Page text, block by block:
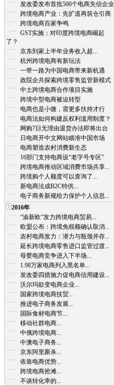
发改委发布首批500个电商失信企业
跨境电商产业：先扩道再筑仓引商
跨境电商百家争鸣
GST实施：对印度跨境电商崛起
了？
京东到家上半年业务收入超...
杭州跨境电商有新玩法
一带一路为中国电商带来新机遇
政院企共探索跨境零售监管新模式
中土跨境电商合作项目实施
跨境中型电商被迫转型
电商也是小微，需更多扶持才行
电商法如何构建反权利滥用制度？
网购7日无理由退货办法即将出台
日电商开中文网站瞄准中国市场
电商塑造农村消费新生态
16部门支持电商设“老字号专区”
跨境电商推动区域消费市场共享...
跨境购个人额度可以查询了...
新电商法成B2C特供...
电子商务新规给力保护个人信息...
2016年
“渝新欧”发力跨境电商贸易...
欧盟公布：跨境免税额确认取消...
农村电商发力：潜力与瓶颈并存...
延长跨境电商零售进口监管过渡...
母婴电商竞争进入下半场...
1.98万家电商列入黑名单...
发改委四措施力促电商信用建设...
沃尔玛欲变电商企业...
国家跨境电商技贸...
推进电子商务发展...
国际食材电商节...
移动社群电商...
中俄跨境电商...
中澳电子商务...
京东阿里厮杀...
依靠电商优势...
跨境电商抢滩...
不谈转化率的...